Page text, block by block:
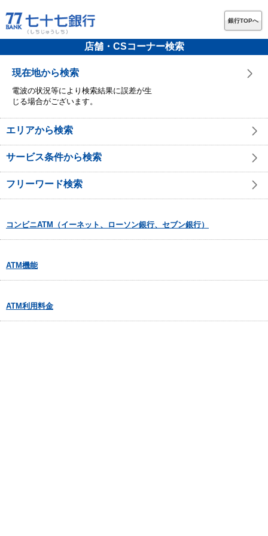
銀行TOPへ
店舗・CSコーナー検索
現在地から検索
電波の状況等により検索結果に誤差が生
じる場合がございます。
エリアから検索
サービス条件から検索
フリーワード検索
コンビニATM（イーネット、ローソン銀行、セブン銀行）
ATM機能
ATM利用料金